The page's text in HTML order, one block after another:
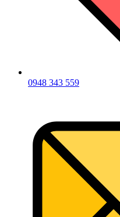
0948 343 559